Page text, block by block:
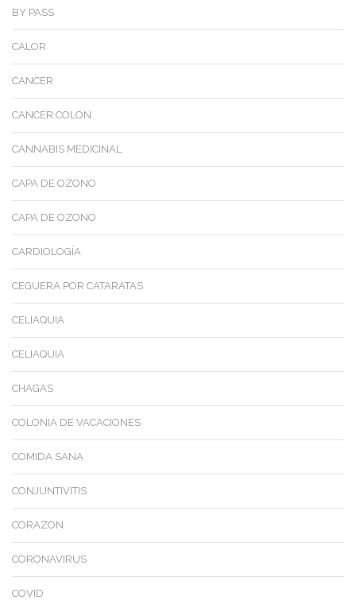
BY PASS
CALOR
CANCER
CANCER COLON
CANNABIS MEDICINAL
CAPA DE OZONO
CAPA DE OZONO
CARDIOLOGÍA
CEGUERA POR CATARATAS
CELIAQUIA
CELIAQUIA
CHAGAS
COLONIA DE VACACIONES
COMIDA SANA
CONJUNTIVITIS
CORAZON
CORONAVIRUS
COVID